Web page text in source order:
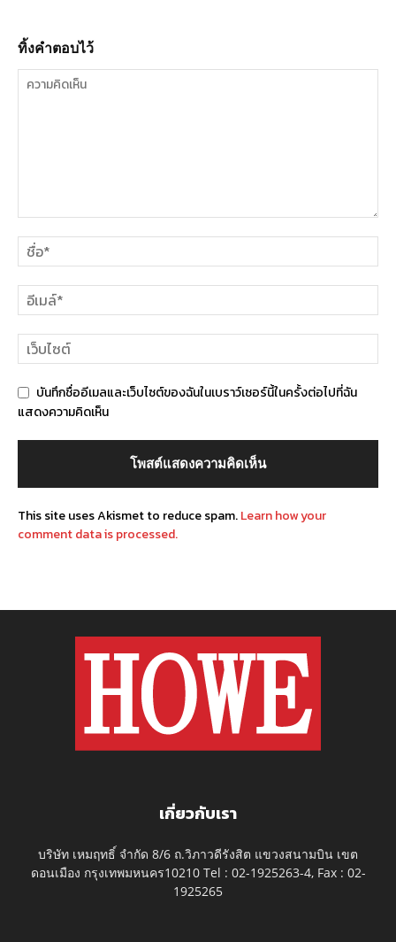
ทิ้งคำตอบไว้
บันทึกชื่ออีเมลและเว็บไซต์ของฉันในเบราว์เซอร์นี้ในครั้งต่อไปที่ฉัน
แสดงความคิดเห็น
This site uses Akismet to reduce spam.Learn how your
comment data is processed.
เกี่ยวกับเรา
บริษัท เหมฤทธิ์ จำกัด 8/6 ถ.วิภาวดีรังสิต แขวงสนามบิน เขต
ดอนเมือง กรุงเทพมหนคร10210 Tel : 02-1925263-4, Fax : 02-
1925265